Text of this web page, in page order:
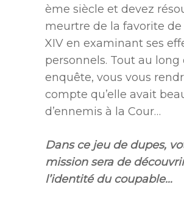
ème siècle et devez
meurtre de la favorite de
XIV en examinant ses
personnels. Tout au long
enquête, vous vous
compte qu’elle avait
d’ennemis à la Cour…
Dans ce jeu de dupes,
mission sera de
l’identité du coupable…